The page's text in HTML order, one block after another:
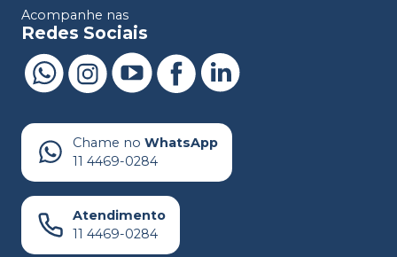
Acompanhe nas
Redes Sociais
Chame no WhatsApp
11 4469-0284
Atendimento
11 4469-0284